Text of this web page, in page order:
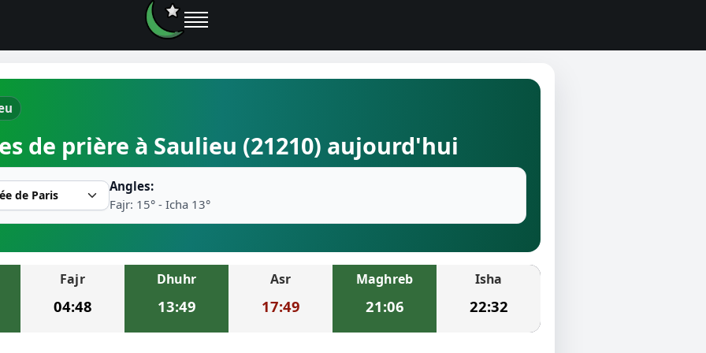
près de moi
de prière à Saulieu (21210) aujourd'hui
Angles:
Fajr: 15° - Icha 13°
Fajr
04:48
Dhuhr
13:49
Asr
17:49
Maghreb
21:06
Isha
22:32